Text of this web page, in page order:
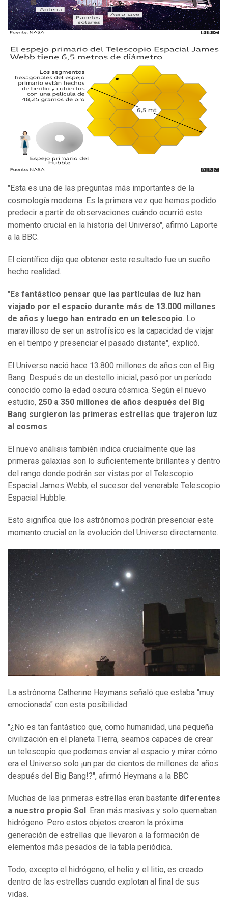
"Esta es una de las preguntas más importantes de la
cosmología moderna. Es la primera vez que hemos podido
predecir a partir de observaciones cuándo ocurrió este
momento crucial en la historia del Universo", afirmó Laporte
a la BBC.
El científico dijo que obtener este resultado fue un sueño
hecho realidad.
" Es fantástico pensar que las partículas de luz han
viajado por el espacio durante más de 13.000 millones
de años y luego han entrado en un telescopio. Lo
maravilloso de ser un astrofísico es la capacidad de viajar
en el tiempo y presenciar el pasado distante", explicó.
El Universo nació hace 13.800 millones de años con el Big
Bang. Después de un destello inicial, pasó por un período
conocido como la edad oscura cósmica. Según el nuevo
estudio, 250 a 350 millones de años después del Big
Bang surgieron las primeras estrellas que trajeron luz
al cosmos.
El nuevo análisis también indica crucialmente que las
primeras galaxias son lo suficientemente brillantes y dentro
del rango donde podrán ser vistas por el Telescopio
Espacial James Webb, el sucesor del venerable Telescopio
Espacial Hubble.
Esto significa que los astrónomos podrán presenciar este
momento crucial en la evolución del Universo directamente.
La astrónoma Catherine Heymans señaló que estaba "muy
emocionada" con esta posibilidad.
"¿No es tan fantástico que, como humanidad, una pequeña
civilización en el planeta Tierra, seamos capaces de crear
un telescopio que podemos enviar al espacio y mirar cómo
era el Universo solo ¡un par de cientos de millones de años
después del Big Bang!?", afirmó Heymans a la BBC
Muchas de las primeras estrellas eran bastante diferentes
a nuestro propio Sol . Eran más masivas y solo quemaban
hidrógeno. Pero estos objetos crearon la próxima
generación de estrellas que llevaron a la formación de
elementos más pesados de la tabla periódica.
Todo, excepto el hidrógeno, el helio y el litio, es creado
dentro de las estrellas cuando explotan al final de sus
vidas.